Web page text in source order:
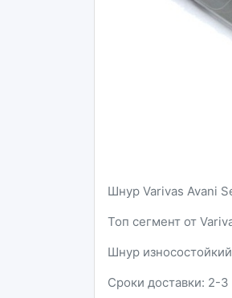
Шнур Varivas Avani
Топ сегмент от
Шнур
Сроки доставки: 2-